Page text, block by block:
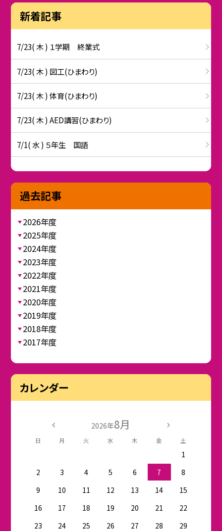
新着記事
7/23( 木 ) １学期 終業式
7/23( 木 ) 図工(ひまわり)
7/23( 木 ) 体育(ひまわり)
7/23( 木 ) AED講習(ひまわり)
7/1( 水 ) ５年生 国語
過去記事
2026年度
2025年度
2024年度
2023年度
2022年度
2021年度
2020年度
2019年度
2018年度
2017年度
カレンダー
2026年8月
日 月 火 水 木 金 土
1
2
3 4 5 6 7
8
9
10 11 12 13 14
15
16
17 18 19 20 21
22
23
24 25 26 27 28
29